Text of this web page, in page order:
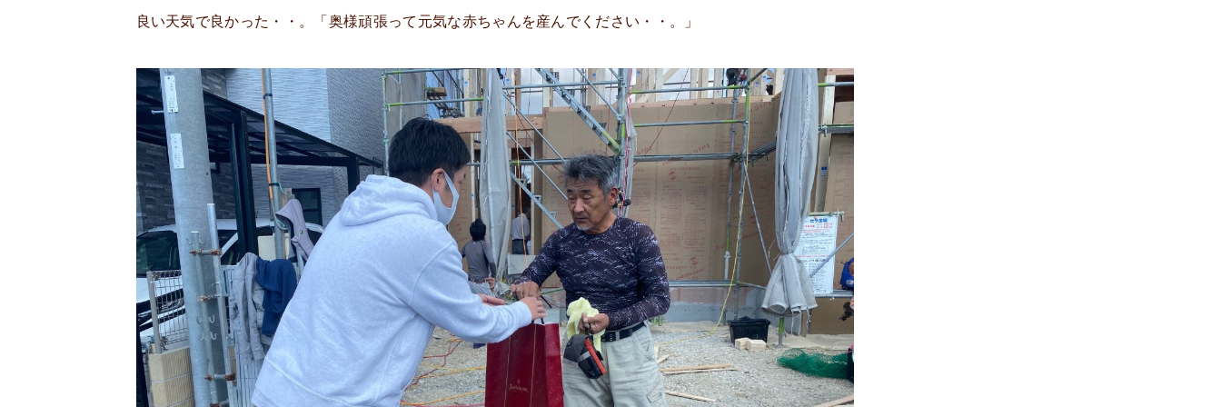
良い天気で良かった・・。「奥様頑張って元気な赤ちゃんを産んでください・・。」